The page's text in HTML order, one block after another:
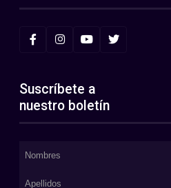
Suscríbete a
nuestro boletín